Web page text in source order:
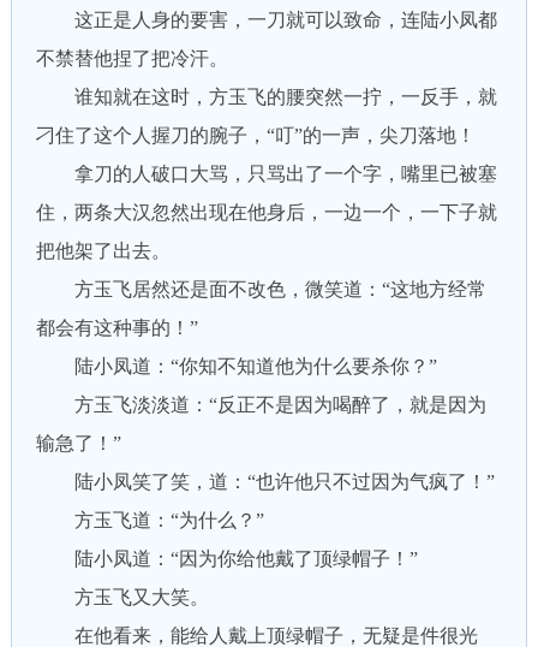
这正是人身的要害，一刀就可以致命，连陆小凤都
不禁替他捏了把冷汗。
谁知就在这时，方玉飞的腰突然一拧，一反手，就
刁住了这个人握刀的腕子，“叮”的一声，尖刀落地！
拿刀的人破口大骂，只骂出了一个字，嘴里已被塞
住，两条大汉忽然出现在他身后，一边一个，一下子就
把他架了出去。
方玉飞居然还是面不改色，微笑道：“这地方经常
都会有这种事的！”
陆小凤道：“你知不知道他为什么要杀你？”
方玉飞淡淡道：“反正不是因为喝醉了，就是因为
输急了！”
陆小凤笑了笑，道：“也许他只不过因为气疯了！”
方玉飞道：“为什么？”
陆小凤道：“因为你给他戴了顶绿帽子！”
方玉飞又大笑。
在他看来，能给人戴上顶绿帽子，无疑是件很光